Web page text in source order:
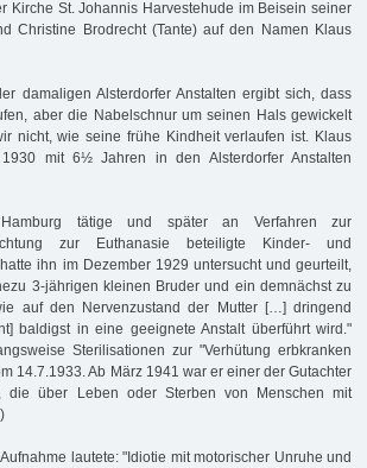
Kirche St. Johannis Harvestehude im Beisein seiner
Christine Brodrecht (Tante) auf den Namen Klaus
damaligen Alsterdorfer Anstalten ergibt sich, dass
aber die Nabelschnur um seinen Hals gewickelt
nicht, wie seine frühe Kindheit verlaufen ist. Klaus
mit 6½ Jahren in den Alsterdorfer Anstalten
tätige und später an Verfahren zur
zur Euthanasie beteiligte Kinder- und
ihn im Dezember 1929 untersucht und geurteilt,
3-jährigen kleinen Bruder und ein demnächst zu
auf den Nervenzustand der Mutter […] dringend
baldigst in eine geeignete Anstalt überführt wird."
Sterilisationen zur "Verhütung erbkranken
14.7.1933. Ab März 1941 war er einer der Gutachter
die über Leben oder Sterben von Menschen mit
lautete: "Idiotie mit motorischer Unruhe und